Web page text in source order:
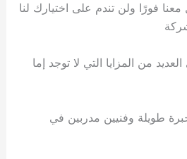
فورًا ولن تندم على اختيارك لنا
من المزايا التي لا توجد إما
طويلة وفنيين مدربين في